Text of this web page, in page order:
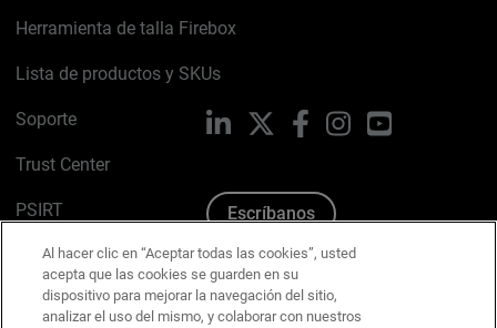
Herramienta de talla Firebox
Lista de productos y SKUs
Soporte
Trust Center
PSIRT
Política de cookies
Política de privacidad
LinkedIn FacebookInstagramYouTube
Escríbanos
Al hacer clic en “Aceptar todas las cookies”, usted
acepta que las cookies se guarden en su
dispositivo para mejorar la navegación del sitio,
analizar el uso del mismo, y colaborar con nuestros